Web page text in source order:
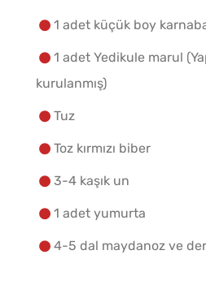
1 adet küçük boy
1 adet Yedikule marul
kurulanmış)
Tuz
Toz kırmızı biber
3-4 kaşık un
1 adet yumurta
4-5 dal maydanoz ve